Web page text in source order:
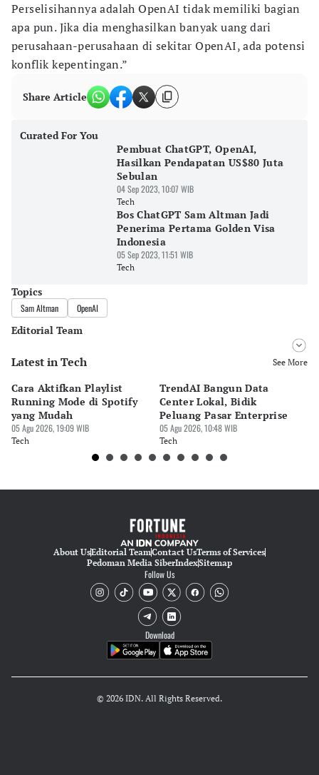
Perselisihannya adalah OpenAI tidak memiliki bagian
apa pun. Jika dia menghasilkan banyak uang dari
perusahaan-perusahaan di sekitar OpenAI, ada potensi
konflik kepentingan.”
Share Article
Curated For You
Pembuat ChatGPT, OpenAI,
Hasilkan Pendapatan US$80 Juta
Sebulan
04 Sep 2023, 10:07 WIB
Tech
Bos ChatGPT Sam Altman Jadi
Penerima Pertama Golden Visa
Indonesia
05 Sep 2023, 11:51 WIB
Tech
Topics
Sam Altman OpenAI
Editorial Team
Editor
Editor
Ekarina .
Latest in Tech See More
Cara Aktifkan Playlist
Running Mode di Spotify
yang Mudah
05 Agu 2026, 19:09 WIB
Tech
TrendAI Bangun Data
Center Lokal, Bidik
Peluang Pasar Enterprise
05 Agu 2026, 10:48 WIB
Tech
About UsEditorial TeamContact UsTerms of Services
Pedoman Media SiberIndexSitemap
Follow Us
Download
© 2026 IDN. All Rights Reserved.